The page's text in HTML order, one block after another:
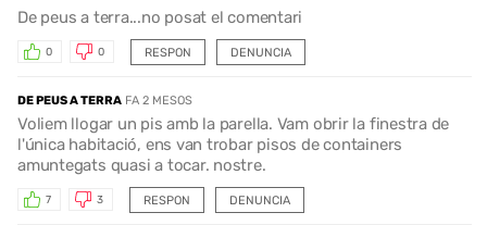
De peus a terra...no posat el comentari
RESPON
0 0 DENUNCIA
DE PEUS A TERRA FA 2 MESOS
Voliem llogar un pis amb la parella. Vam obrir la finestra de
l'única habitació, ens van trobar pisos de containers
amuntegats quasi a tocar. nostre.
RESPON
7 3 DENUNCIA